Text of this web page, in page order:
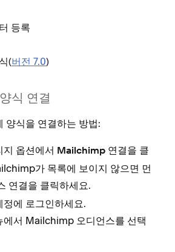
등록
(버전 7.0)
식 연결
식을 연결하는 방법:
지 옵션에서 Mailchimp 연결을 클
가 목록에 보이지 않으면 먼
연결을 클릭하세요.
에 로그인하세요.
에서 Mailchimp 오디언스를 선택